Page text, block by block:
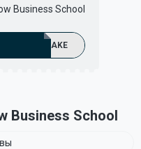
Business School
AKE
Business School